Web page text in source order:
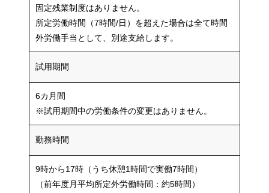
固定残業制度はありません。
所定労働時間（7時間/日）を超えた場合は全て時間
外労働手当として、別途支給します。
試用期間
6カ月間
※試用期間中の労働条件の変更はありません。
勤務時間
9時から17時（うち休憩1時間で実働7時間）
（前年度月平均所定外労働時間：約5時間）